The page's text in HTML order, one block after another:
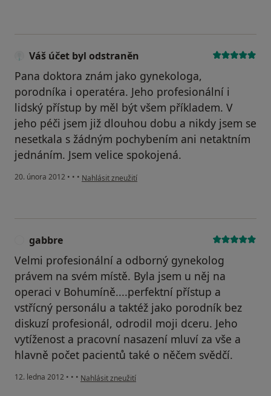
Váš účet byl odstraněn
Pana doktora znám jako gynekologa,
porodníka i operatéra. Jeho profesionální i
lidský přístup by měl být všem příkladem. V
jeho péči jsem již dlouhou dobu a nikdy jsem se
nesetkala s žádným pochybením ani netaktním
jednáním. Jsem velice spokojená.
20. února 2012 • • • podle názoru uživatele Váš účet byl odstraněn
Nahlásit zneužití
gabbre
Velmi profesionální a odborný gynekolog
právem na svém místě. Byla jsem u něj na
operaci v Bohumíně....perfektní přístup a
vstřícný personálu a taktéž jako porodník bez
diskuzí profesionál, odrodil moji dceru. Jeho
vytíženost a pracovní nasazení mluví za vše a
hlavně počet pacientů také o něčem svědčí.
12. ledna 2012 • • • podle názoru uživatele gabbre
Nahlásit zneužití